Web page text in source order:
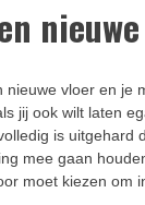
nieuwe vloer en je
jij ook wilt laten
is uitgehard
mee gaan
moet kiezen om